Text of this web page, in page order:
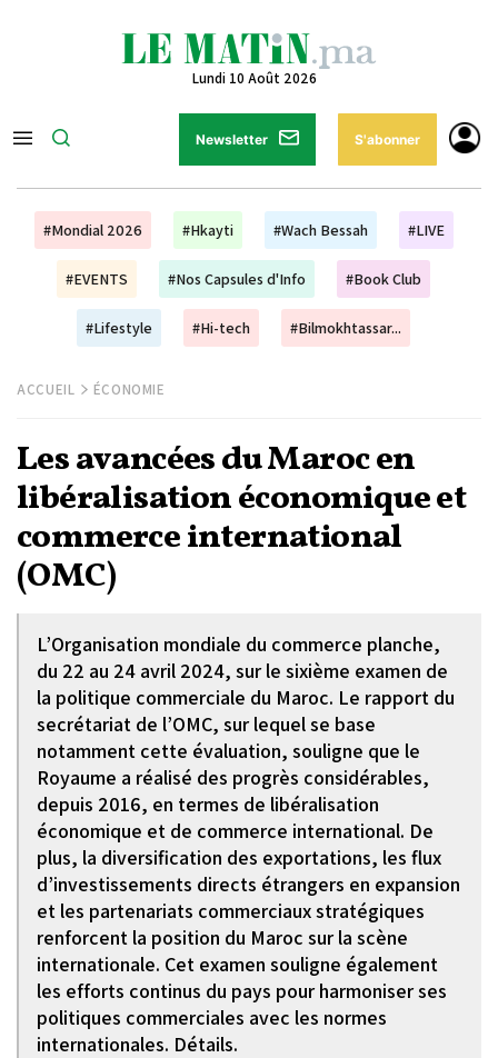
Lundi 10 Août 2026
Newsletter S'abonner
#Mondial 2026 #Hkayti #Wach Bessah #LIVE
#EVENTS #Nos Capsules d'Info #Book Club
#Lifestyle #Hi-tech #Bilmokhtassar...
ACCUEIL ÉCONOMIE
Les avancées du Maroc en
libéralisation économique et
commerce international
(OMC)
L’Organisation mondiale du commerce planche,
du 22 au 24 avril 2024, sur le sixième examen de
la politique commerciale du Maroc. Le rapport du
secrétariat de l’OMC, sur lequel se base
notamment cette évaluation, souligne que le
Royaume a réalisé des progrès considérables,
depuis 2016, en termes de libéralisation
économique et de commerce international. De
plus, la diversification des exportations, les flux
d’investissements directs étrangers en expansion
et les partenariats commerciaux stratégiques
renforcent la position du Maroc sur la scène
internationale. Cet examen souligne également
les efforts continus du pays pour harmoniser ses
politiques commerciales avec les normes
internationales. Détails.